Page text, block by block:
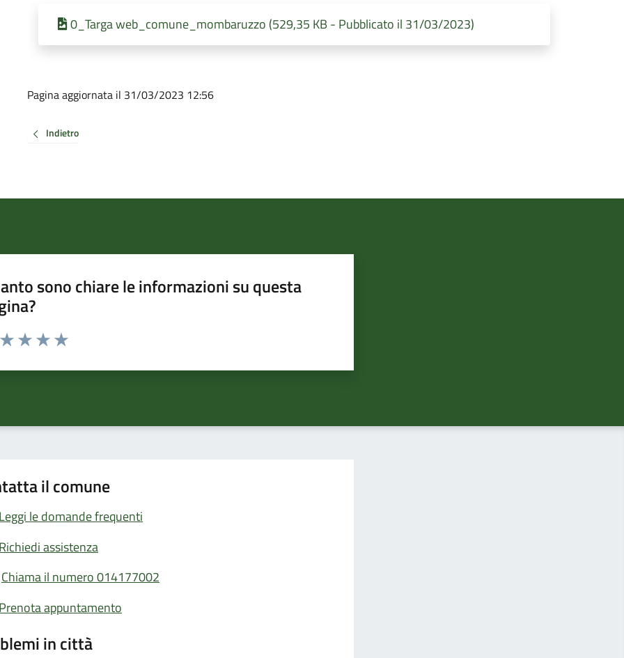
0_Targa web_comune_mombaruzzo (529,35 KB - Pubblicato il 31/03/2023)
Pagina aggiornata il 31/03/2023 12:56
Indietro
sono chiare le informazioni su questa
da 1 a 5 stelle la pagina
il comune
Leggi le domande frequenti
Richiedi assistenza
Chiama il numero 014177002
Prenota appuntamento
in città